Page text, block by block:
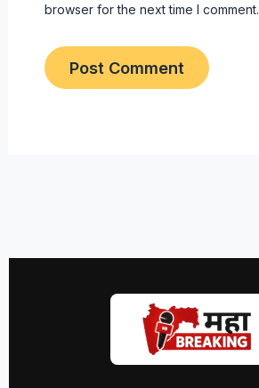
browser for the next time I comment.